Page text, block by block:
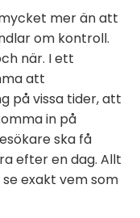
mer än att
om kontroll.
när. I ett
att
på vissa tider, att
in på
ska få
efter en dag. Allt
exakt vem som